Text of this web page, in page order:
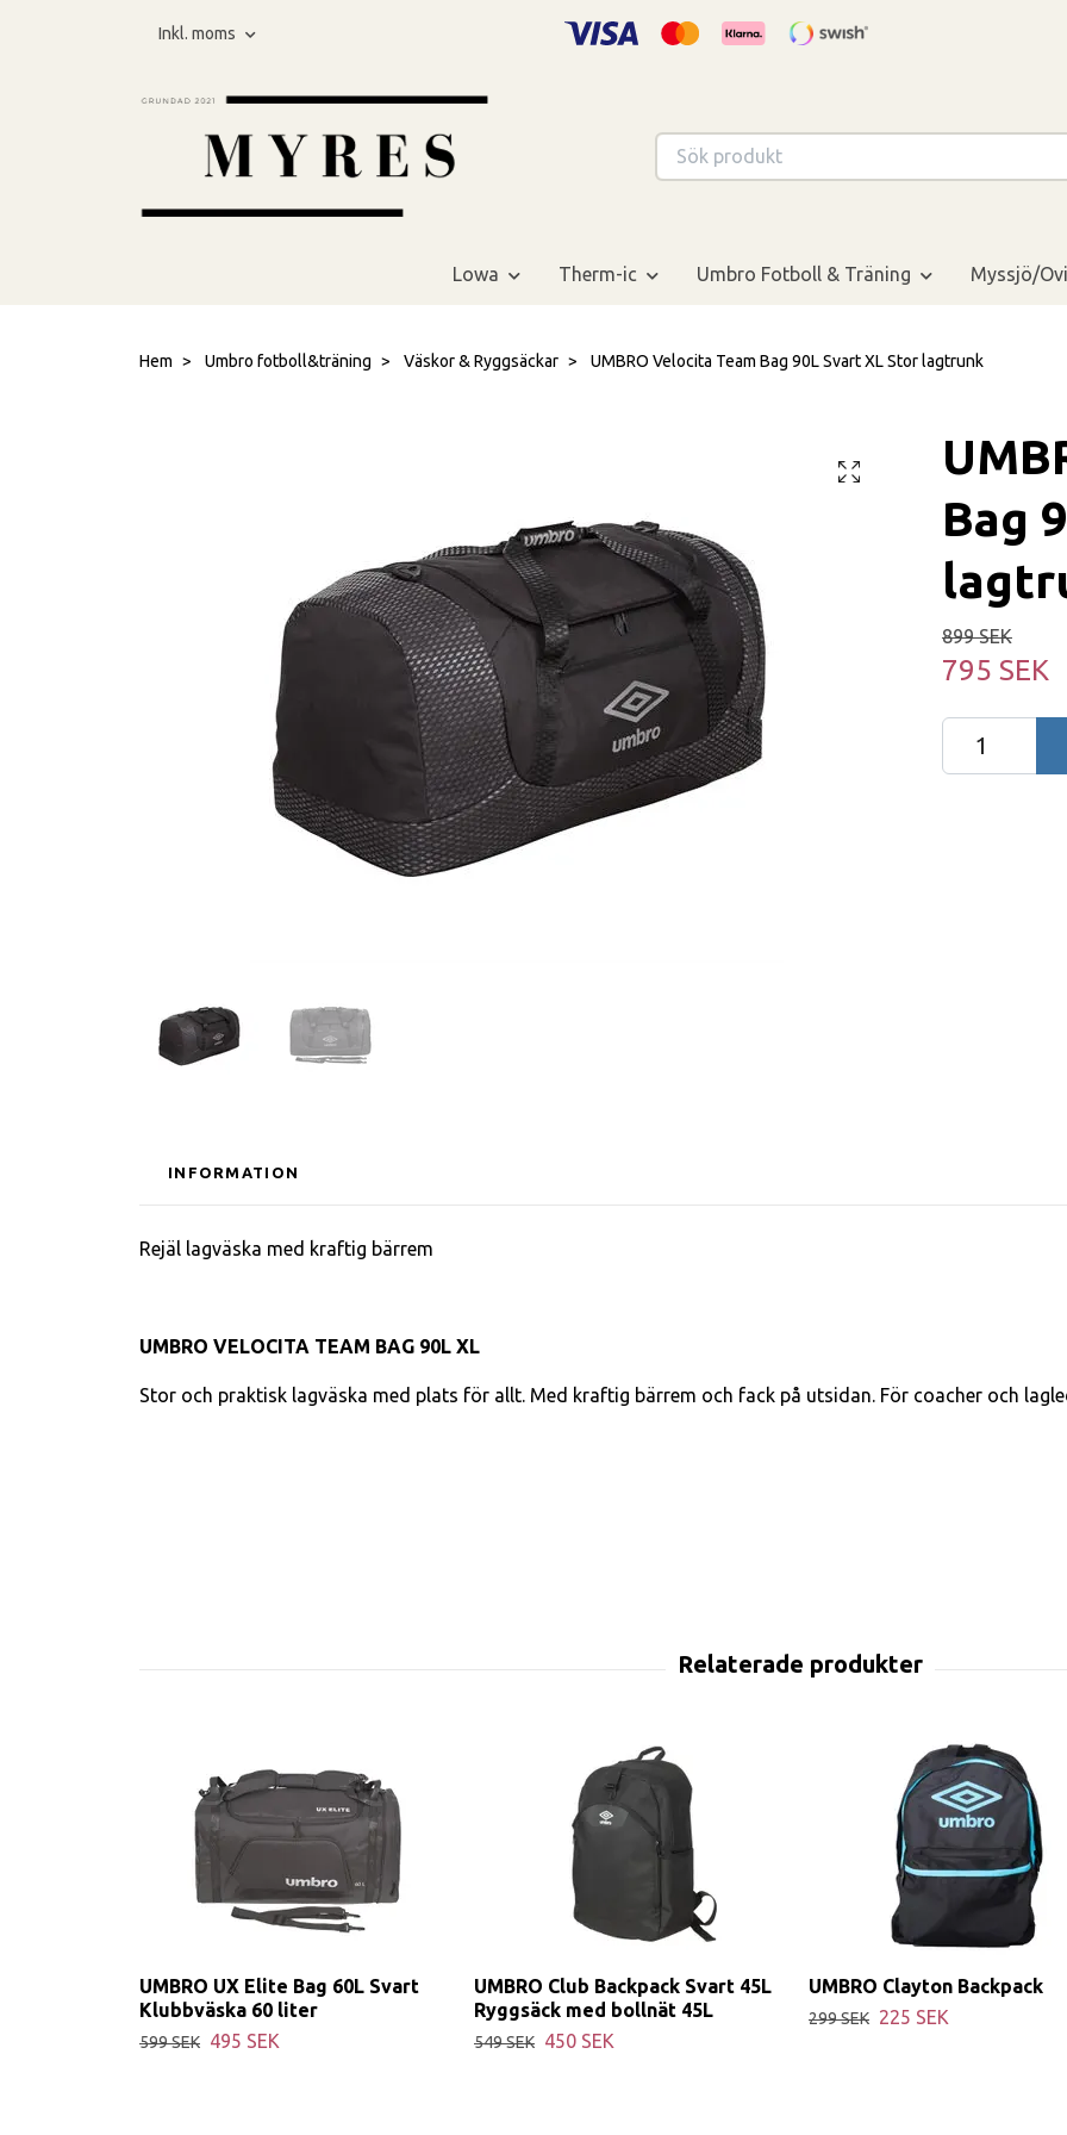
Inkl. moms
Lowa Therm-ic Umbro Fotboll & Träning Myssjö/
Hem Umbro fotboll&träning Väskor & Ryggsäckar UMBRO Velocita Team Bag 90L Svart XL Stor lagtrunk
Bag
899 SEK
795 SEK
INFORMATION
Rejäl lagväska med kraftig bärrem
UMBRO VELOCITA TEAM BAG 90L XL
Stor och praktisk lagväska med plats för allt. Med kraftig bärrem och fack på utsidan. För coacher och
UMBRO UX Elite Bag 60L Svart
Klubbväska 60 liter
599 SEK 495 SEK
UMBRO Club Backpack Svart 45L
Ryggsäck med bollnät 45L
549 SEK 450 SEK
UMBRO Clayton Backpack
299 SEK 225 SEK